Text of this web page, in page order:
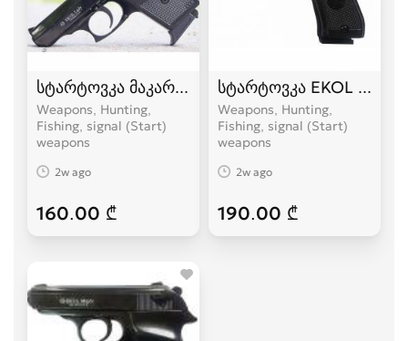
სტარტოვკა მაკაროვი Ekol Lady სასიგნალო
Weapons, Hunting,
Fishing, signal (Start)
weapons
2w ago
160.00 ₾
სტარტოვკა EKOL
Weapons, Hunting,
Fishing, signal (Start)
weapons
2w ago
190.00 ₾